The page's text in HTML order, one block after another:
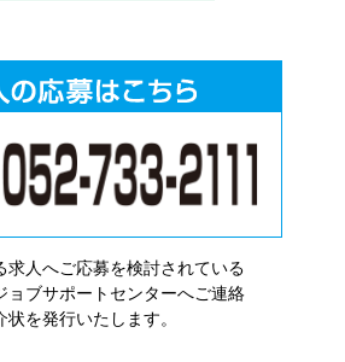
求人へご応募を検討されている
ョブサポートセンターへご連絡
状を発行いたします。